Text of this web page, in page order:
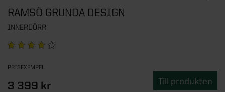
RAMSÖ GRUNDA DESIGN
INNERDÖRR
PRISEXEMPEL
3 399 kr Till produkten